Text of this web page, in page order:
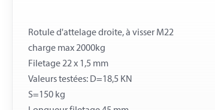
Rotule d'attelage droite, à visser M22
charge max 2000kg
Filetage 22 x 1,5 mm
Valeurs testées: D=18,5 KN
S=150 kg